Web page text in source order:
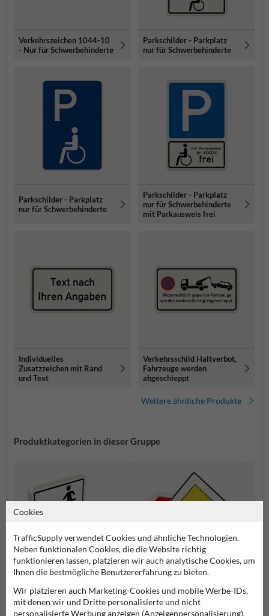
Verkehrszeichen 1044-10
- Nur für Schwerbehinderte
Parkschilder - Parkplatz
nur für Schwerbehinderte
Parkschilder - Parkplatz
nur für Schwerbehinderte
Parkschilder - Parkplatz
nur für Schwerbehinderte
mit Parkausweis frei
Individuelles
Zusatzzeichen mit Rand
und Text
Verkehrsschild Haltverbot,
Fahrzeuge werden
abgeschleppt
Weitere ähnliche Produkte
Produktkategorien in dieser Gruppe
Zusatzzeichen Vorfahrtsschilder
Cookies
TrafficSupply verwendet Cookies und ähnliche Technologien.
Neben funktionalen Cookies, die die Website richtig
funktionieren lassen, platzieren wir auch analytische Cookies, um
Ihnen die bestmögliche Benutzererfahrung zu bieten.
Wir platzieren auch Marketing-Cookies und mobile Werbe-IDs,
mit denen wir und Dritte personalisierte und nicht
personalisierte Werbung anzeigen (Anzeigenpersonalisierung).